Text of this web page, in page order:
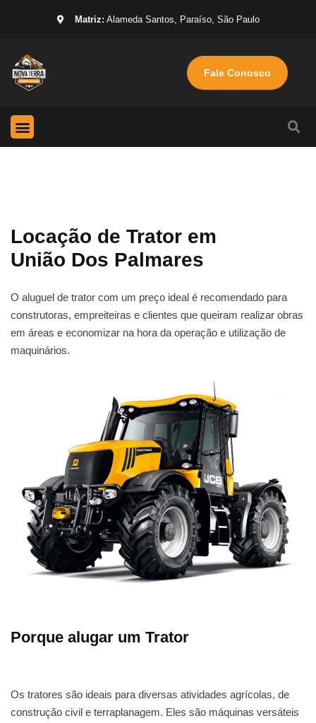
Matriz: Alameda Santos, Paraíso, São Paulo
Fale Conosco
Locação de Trator em
União Dos Palmares
O aluguel de trator com um preço ideal é recomendado para
construtoras, empreiteiras e clientes que queiram realizar obras
em áreas e economizar na hora da operação e utilização de
maquinários.
Porque alugar um Trator
Os tratores são ideais para diversas atividades agrícolas, de
construção civil e terraplanagem. Eles são máquinas versáteis